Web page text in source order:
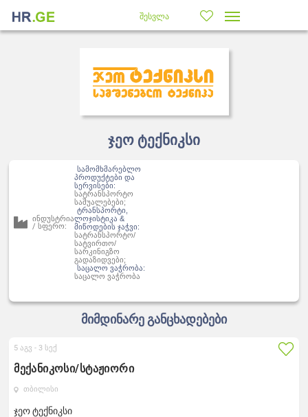
შესვლა
ჯეო ტექნიკსი
ინდუსტრია
/ სფერო:
სამომხმარებლო
პროდუქტები და
სერვისები:
სატრანსპორტო
საშუალებები;
ტრანსპორტი,
ლოჯისტიკა &
მიწოდების ჯაჭვი:
სატრანსპორტო/
სატვირთო/
სარკინიგზო
გადაზიდვები;
საცალო ვაჭრობა:
საცალო ვაჭრობა
მიმდინარე განცხადებები
მექანიკოსი/სტაჟიორი
თბილისი
ჯეო ტექნიკსი
5 აგვ -3 სექ